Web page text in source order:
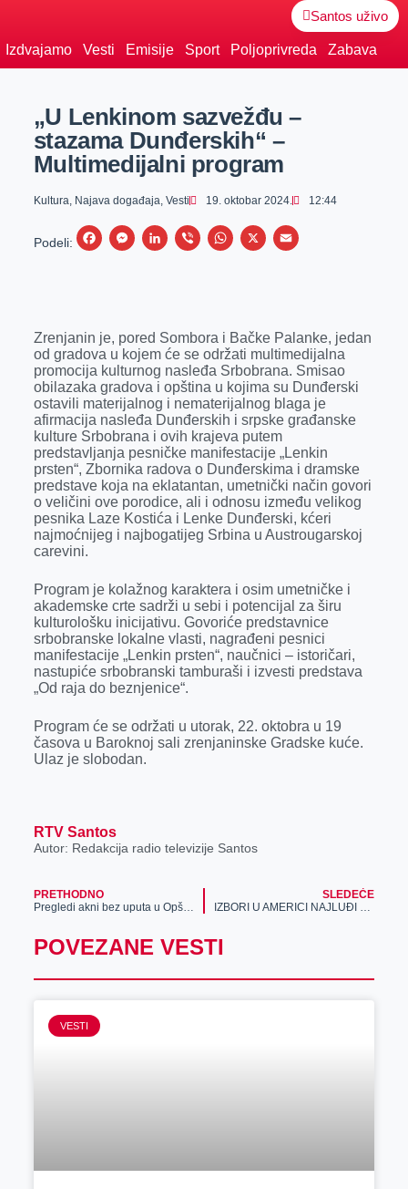
Santos uživo
Izdvajamo Vesti Emisije Sport Poljoprivreda Zabava
„U Lenkinom sazvežđu –
stazama Dunđerskih“ –
Multimedijalni program
Kultura, Najava događaja, Vesti 19. oktobar 2024. 12:44
Podeli:
F
b
o
o
k
M
e
n
g
e
r
L
e
d
I
n
V
r
W
s
A
p
p
X
E
l
Zrenjanin je, pored Sombora i Bačke Palanke, jedan
od gradova u kojem će se održati multimedijalna
promocija kulturnog nasleđa Srbobrana. Smisao
obilazaka gradova i opština u kojima su Dunđerski
ostavili materijalnog i nematerijalnog blaga je
afirmacija nasleđa Dunđerskih i srpske građanske
kulture Srbobrana i ovih krajeva putem
predstavljanja pesničke manifestacije „Lenkin
prsten“, Zbornika radova o Dunđerskima i dramske
predstave koja na eklatantan, umetnički način govori
o veličini ove porodice, ali i odnosu između velikog
pesnika Laze Kostića i Lenke Dunđerski, kćeri
najmoćnijeg i najbogatijeg Srbina u Austrougarskoj
carevini.
Program je kolažnog karaktera i osim umetničke i
akademske crte sadrži u sebi i potencijal za širu
kulturološku inicijativu. Govoriće predstavnice
srbobranske lokalne vlasti, nagrađeni pesnici
manifestacije „Lenkin prsten“, naučnici – istoričari,
nastupiće srbobranski tamburaši i izvesti predstava
„Od raja do beznjenice“.
Program će se održati u utorak, 22. oktobra u 19
časova u Baroknoj sali zrenjaninske Gradske kuće.
Ulaz je slobodan.
RTV Santos
Autor: Redakcija radio televizije Santos
PRETHODNO
Pregledi akni bez uputa u Opštoj bolnici Zrenjanin
SLEDEĆE
IZBORI U AMERICI NAJLUĐI KOJE JE PLANETA IKADA VIDELA – EVO KAKVA SU PREDVIĐANJA!
POVEZANE VESTI
VESTI